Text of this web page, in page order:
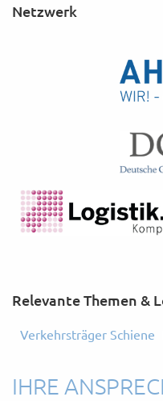
Netzwerk
Relevante Themen &
Verkehrsträger Schiene
IHRE